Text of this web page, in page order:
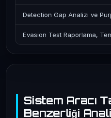
Sistem Aracı
Benzerliği
Detection Gap Analizi ve
Evasion Test Raporlama,